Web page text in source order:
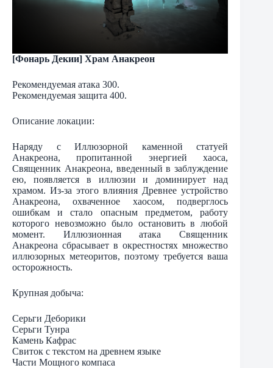
[Фонарь Декии] Храм Анакреон
Рекомендуемая атака 300.
Рекомендуемая защита 400.
Описание локации:
Наряду с Иллюзорной каменной статуей
Анакреона, пропитанной энергией хаоса,
Священник Анакреона, введенный в заблуждение
ею, появляется в иллюзии и доминирует над
храмом. Из-за этого влияния Древнее устройство
Анакреона, охваченное хаосом, подверглось
ошибкам и стало опасным предметом, работу
которого невозможно было остановить в любой
момент. Иллюзионная атака Священник
Анакреона сбрасывает в окрестностях множество
иллюзорных метеоритов, поэтому требуется ваша
осторожность.
Крупная добыча:
Серьги Деборики
Серьги Тунра
Камень Кафрас
Свиток с текстом на древнем языке
Части Мощного компаса